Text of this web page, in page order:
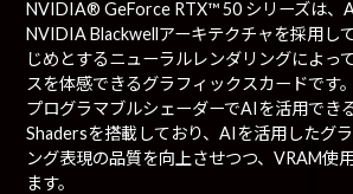
NVIDIA® GeForce RTX™ 50 シリーズは、
NVIDIA Blackwellアーキテクチャを採用し
じめとするニューラルレンダリングによっ
スを体感できるグラフィックスカードです。
プログラマブルシェーダーでAIを活用でき
Shadersを搭載しており、AIを活用したグ
ング表現の品質を向上させつつ、VRAM使
ます。